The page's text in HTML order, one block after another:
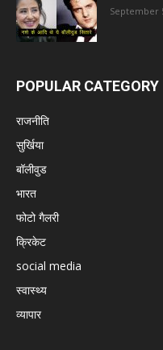
September
POPULAR CATEGORY
राजनीति
सुर्खिया
बॉलीवुड
भारत
फोटो गैलरी
क्रिकेट
social media
स्वास्थ्य
व्यापार